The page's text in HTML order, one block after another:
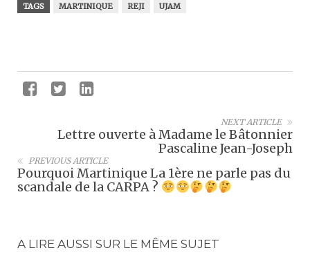
TAGS MARTINIQUE REJI UJAM
NEXT ARTICLE
Lettre ouverte à Madame le Bâtonnier
Pascaline Jean-Joseph
PREVIOUS ARTICLE
Pourquoi Martinique La 1ère ne parle pas du
scandale de la CARPA ?
A LIRE AUSSI SUR LE MÊME SUJET